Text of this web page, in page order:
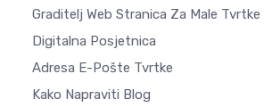
Graditelj Web Stranica Za Male Tvrtke
Digitalna Posjetnica
Adresa E-Pošte Tvrtke
Kako Napraviti Blog